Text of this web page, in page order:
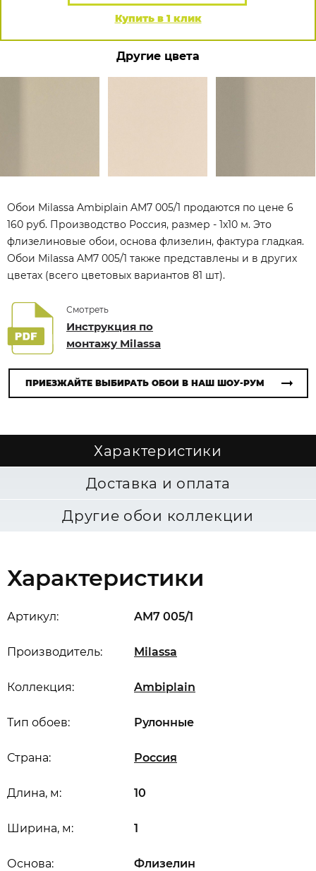
Купить в 1 клик
Другие цвета
Обои Milassa Ambiplain AM7 005/1 продаются по цене 6
160 руб. Производство Россия, размер - 1x10 м. Это
флизелиновые обои, основа флизелин, фактура гладкая.
Обои Milassa AM7 005/1 также представлены и в других
цветах (всего цветовых вариантов 81 шт).
Смотреть
Инструкция по
монтажу Milassa
ПРИЕЗЖАЙТЕ ВЫБИРАТЬ ОБОИ В НАШ ШОУ-РУМ
Характеристики
Доставка и оплата
Другие обои коллекции
Характеристики
Артикул: AM7 005/1
Производитель: Milassa
Коллекция: Ambiplain
Длина, м: 10
Ширина, м: 1
Основа: Флизелин
Страна: Россия
Тип обоев: Рулонные